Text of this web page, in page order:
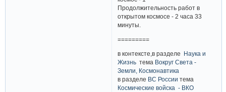
Продолжительность работ в
открытом космосе - 2 часа 33
минуты.
=========
в контексте,в разделе
Наука и
Жизнь тема Вокруг Света -
Земли, Космонавтика
в разделе ВС России тема
Космические войска - ВКО